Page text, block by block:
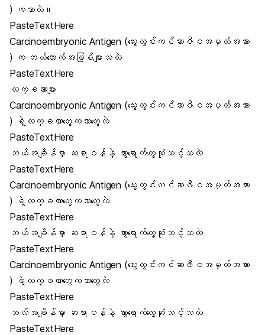
) ကဘာလဲ။
PasteTextHere
Carcinoembryonic Antigen (သွေးတွင်းကင်ဆာဇီဝအမှတ်အသား
) က ဘယ်လောက်အဖြစ်များသလဲ
PasteTextHere
လက္ခဏာများ
Carcinoembryonic Antigen (သွေးတွင်းကင်ဆာဇီဝအမှတ်အသား
) ရဲ့လက္ခဏာတွေကဘာတွေလဲ
PasteTextHere
ဘယ်အချိန်မှာ ဆရာဝန်နဲ့ သွားရောက်တွေ့ဆုံသင့်သလဲ
PasteTextHere
Carcinoembryonic Antigen (သွေးတွင်းကင်ဆာဇီဝအမှတ်အသား
) ရဲ့လက္ခဏာတွေကဘာတွေလဲ
PasteTextHere
ဘယ်အချိန်မှာ ဆရာဝန်နဲ့ သွားရောက်တွေ့ဆုံသင့်သလဲ
PasteTextHere
Carcinoembryonic Antigen (သွေးတွင်းကင်ဆာဇီဝအမှတ်အသား
) ရဲ့လက္ခဏာတွေကဘာတွေလဲ
PasteTextHere
ဘယ်အချိန်မှာ ဆရာဝန်နဲ့ သွားရောက်တွေ့ဆုံသင့်သလဲ
PasteTextHere